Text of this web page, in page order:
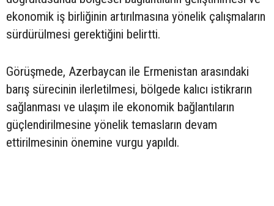
ekonomik iş birliğinin artırılmasına yönelik çalışmaların
sürdürülmesi gerektiğini belirtti.
Görüşmede, Azerbaycan ile Ermenistan arasındaki
barış sürecinin ilerletilmesi, bölgede kalıcı istikrarın
sağlanması ve ulaşım ile ekonomik bağlantıların
güçlendirilmesine yönelik temasların devam
ettirilmesinin önemine vurgu yapıldı.